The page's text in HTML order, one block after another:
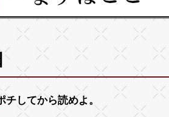
チしてから読めよ。